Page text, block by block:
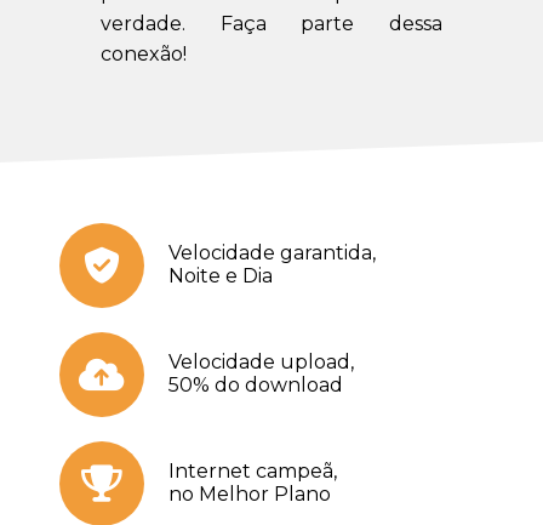
verdade. Faça parte dessa
conexão!
Velocidade garantida,
Noite e Dia
Velocidade upload,
50% do download
Internet campeã,
no Melhor Plano